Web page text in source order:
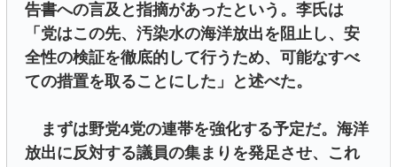
告書への言及と指摘があったという。李氏は
「党はこの先、汚染水の海洋放出を阻止し、安
全性の検証を徹底的して行うため、可能なすべ
ての措置を取ることにした」と述べた。
まずは野党4党の連帯を強化する予定だ。海洋
放出に反対する議員の集まりを発足させ、これ